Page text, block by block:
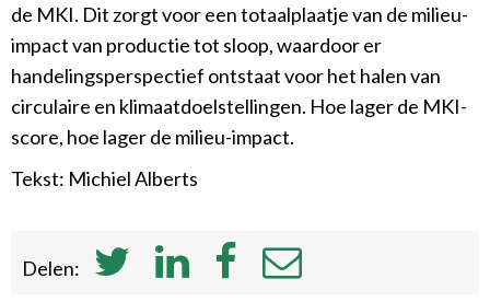
de MKI. Dit zorgt voor een totaalplaatje van de milieu-
impact van productie tot sloop, waardoor er
handelingsperspectief ontstaat voor het halen van
circulaire en klimaatdoelstellingen. Hoe lager de MKI-
score, hoe lager de milieu-impact.
Tekst: Michiel Alberts
Delen: